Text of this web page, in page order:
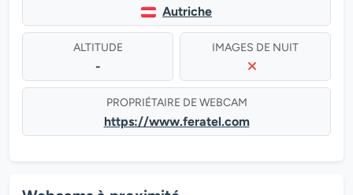
Autriche
ALTITUDE
-
IMAGES DE NUIT
PROPRIÉTAIRE DE WEBCAM
https://www.feratel.com